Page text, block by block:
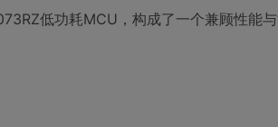
低功耗MCU，构成了一个兼顾性能